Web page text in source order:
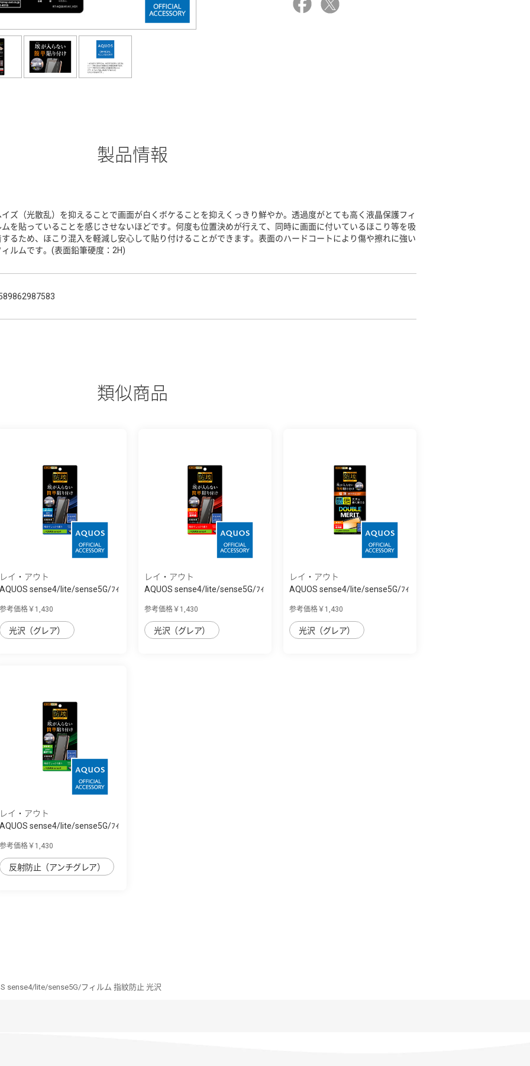
製品情報
イズ（光散乱）を抑えることで画面が白くボケることを抑えくっきり鮮やか。透過度がとても高く液晶保護フィ
ムを貼っていることを感じさせないほどです。何度も位置決めが行えて、同時に画面に付いているほこり等を吸
するため、ほこり混入を軽減し安心して貼り付けることができます。表面のハードコートにより傷や擦れに強い
ィルムです。(表面鉛筆硬度：2H)
類似商品
レイ・アウト
AQUOS sense4/lite/sense5G/ﾌｨ
参考価格￥1,430
光沢（グレア）
レイ・アウト
AQUOS sense4/lite/sense5G/ﾌｨ
参考価格￥1,430
光沢（グレア）
レイ・アウト
AQUOS sense4/lite/sense5G/ﾌｨ
参考価格￥1,430
光沢（グレア）
レイ・アウト
AQUOS sense4/lite/sense5G/ﾌｨ
参考価格￥1,430
反射防止（アンチグレア）
sense4/lite/sense5G/フィルム 指紋防止 光沢